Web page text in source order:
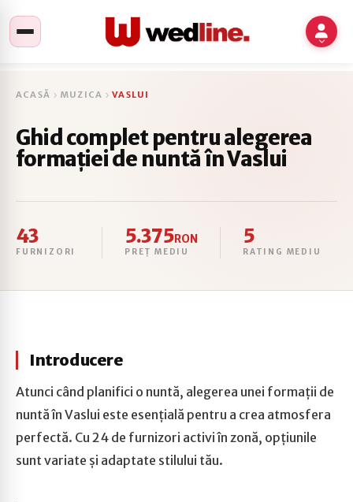
ACASĂ MUZICA VASLUI
Ghid complet pentru alegerea
formației de nuntă în Vaslui
43
FURNIZORI
5.375RON
PREȚ MEDIU
5
RATING MEDIU
Introducere
Atunci când planifici o nuntă, alegerea unei formații de
nuntă în Vaslui este esențială pentru a crea atmosfera
perfectă. Cu 24 de furnizori activi în zonă, opțiunile
sunt variate și adaptate stilului tău.